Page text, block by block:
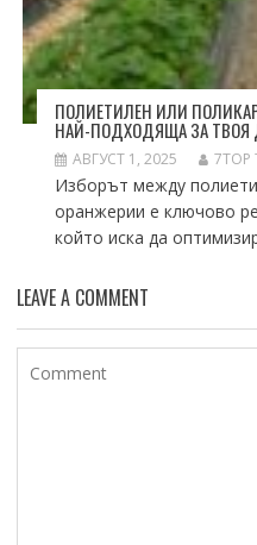
ПОЛИЕТИЛЕН ИЛИ
НАЙ-ПОДХОДЯЩА ЗА ТВОЯ
АВГУСТ 1, 2025 7TOP
Изборът между
оранжерии е ключово
който иска да
LEAVE A COMMENT